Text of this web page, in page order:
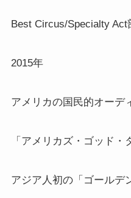
Best Circus/Specialty Act
2015年
アメリカの国民的オーデ
「アメリカズ・ゴッド・
アジア人初の「ゴールデ